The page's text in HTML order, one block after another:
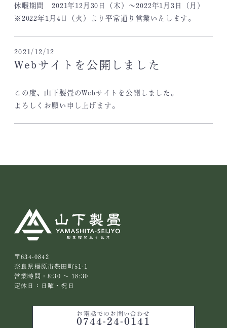
休暇期間 2021年12月30日（木）～2022年1月3日（月）
※2022年1月4日（火）より平常通り営業いたします。
2021/12/12
Webサイトを公開しました
この度、山下製畳のWebサイトを公開しました。
よろしくお願い申し上げます。
〒634-0842
奈良県橿原市豊田町51-1
営業時間：8:30 ～ 18:30
定休日：日曜・祝日
お電話でのお問い合わせ
0744-24-0141